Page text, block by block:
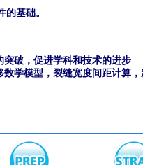
基础。
破，促进学科和技术的进步
学模型，裂缝宽度间距计算